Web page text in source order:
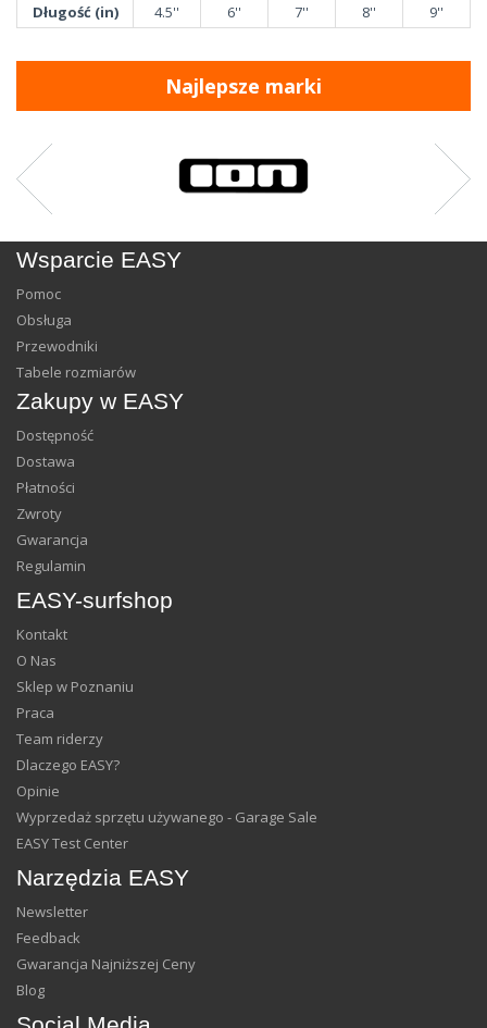
Długość (in)
4.5'' 6'' 7'' 8'' 9''
Najlepsze marki
Wsparcie EASY
Pomoc
Obsługa
Przewodniki
Tabele rozmiarów
Zakupy w EASY
Dostępność
Dostawa
Płatności
Zwroty
Gwarancja
Regulamin
EASY-surfshop
Kontakt
O Nas
Sklep w Poznaniu
Praca
Team riderzy
Dlaczego EASY?
Opinie
Wyprzedaż sprzętu używanego - Garage Sale
EASY Test Center
Narzędzia EASY
Newsletter
Feedback
Gwarancja Najniższej Ceny
Blog